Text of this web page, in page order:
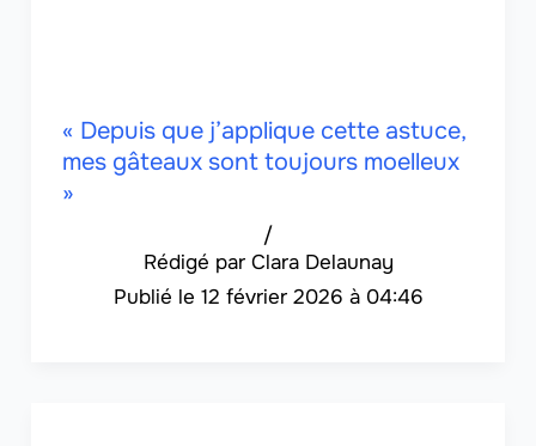
« Depuis que j’applique cette astuce,
mes gâteaux sont toujours moelleux
»
Clara Delaunay
/
12 février 2026 à 04:46